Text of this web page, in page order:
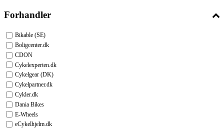
Forhandler
Bikable (SE)
Boligcenter.dk
CDON
Cykelexperten.dk
Cykelgear (DK)
Cykelpartner.dk
Cykler.dk
Dania Bikes
E-Wheels
eCykelhjelm.dk